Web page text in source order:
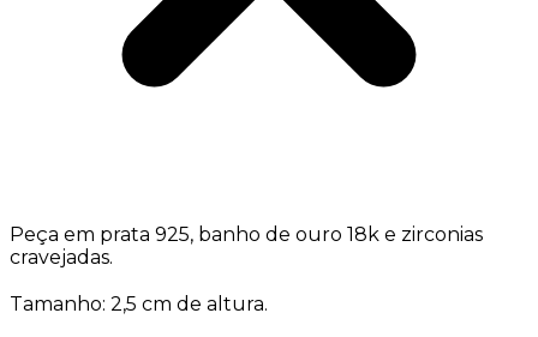
Peça em prata 925, banho de ouro 18k e zirconias
cravejadas.
Tamanho: 2,5 cm de altura.